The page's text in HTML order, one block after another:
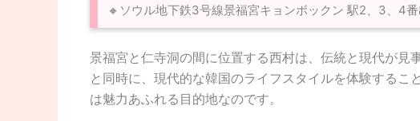
🔸ソウル地下鉄3号線景福宮キョンボックン 駅2、3、4番
景福宮と仁寺洞の間に位置する西村は、伝統と現代が
と同時に、現代的な韓国のライフスタイルを体験する
は魅力あふれる目的地なのです。